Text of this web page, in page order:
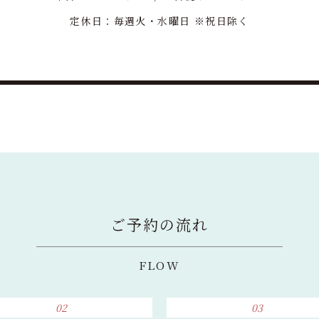
定休日：毎週火・水曜日 ※祝日除く
ご予約の流れ
FLOW
02 03